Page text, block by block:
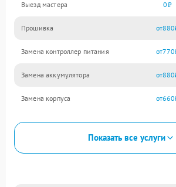
Выезд мастера 0
Прошивка 880
Замена контроллер питания 770
Замена аккумулятора 880
Замена корпуса 660
Показать все услуги